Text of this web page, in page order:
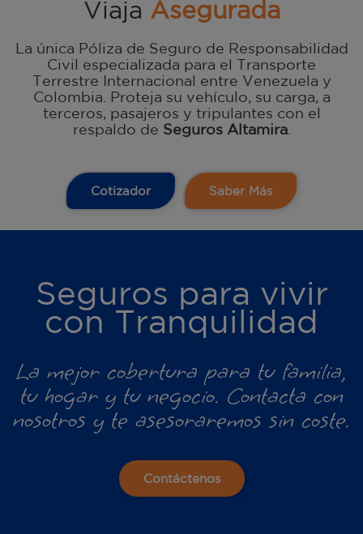
Viaja Asegurada
La única Póliza de Seguro de Responsabilidad
Civil especializada para el Transporte
Terrestre Internacional entre Venezuela y
Colombia. Proteja su vehículo, su carga, a
terceros, pasajeros y tripulantes con el
respaldo de Seguros Altamira.
Cotizador Saber Más
Seguros para vivir
con Tranquilidad
La mejor cobertura para tu familia,
tu hogar y tu negocio. Contacta con
nosotros y te asesoraremos sin coste.
Contáctenos